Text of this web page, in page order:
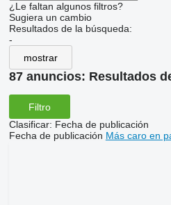
¿Le faltan algunos filtros?
Sugiera un cambio
Resultados de la búsqueda:
-
mostrar
87 anuncios: Resultados
Filtro
Clasificar: Fecha de publicación
Fecha de publicación Más caro en